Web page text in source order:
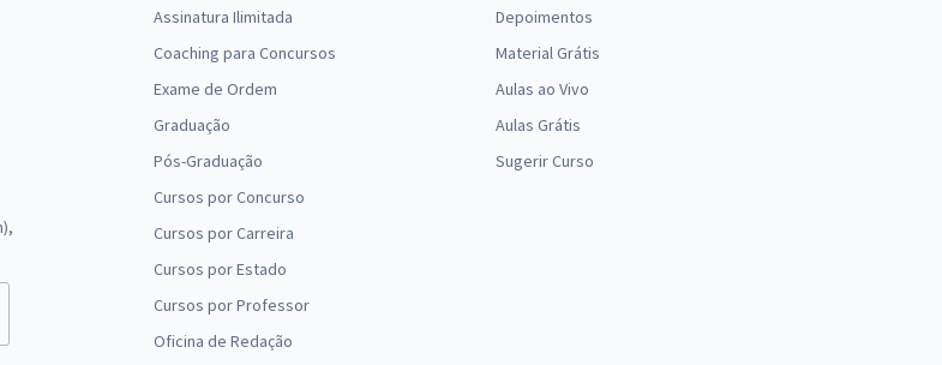
Assinatura Ilimitada
Coaching para Concursos
Exame de Ordem
Graduação
Pós-Graduação
Cursos por Concurso
Cursos por Carreira
Cursos por Estado
Cursos por Professor
Oficina de Redação
Depoimentos
Material Grátis
Aulas ao Vivo
Aulas Grátis
Sugerir Curso